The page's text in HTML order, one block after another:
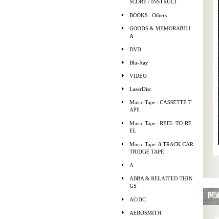
SCORE / INSTRUCT
BOOKS : Others
GOODS & MEMORABILI
A
DVD
Blu-Ray
VIDEO
LaserDisc
Music Tape : CASSETTE T
APE
Music Tape : REEL-TO-RE
EL
Music Tape: 8 TRACK CAR
TRIDGE TAPE
A
ABBA & RELAITED THIN
GS
AC/DC
AEROSMITH
関